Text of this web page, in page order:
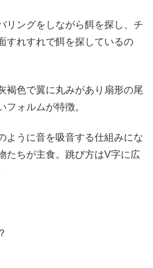
リングをしながら餌を探し、チ
すれすれで餌を探しているの
褐色で翼に丸みがあり扇形の尾
フォルムが特徴。
ように音を吸音する仕組みにな
たちが主食。跳び方はV字に広